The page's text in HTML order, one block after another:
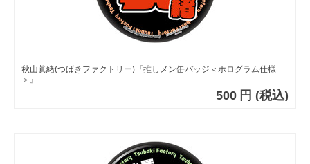
秋山眞緒(つばきファクトリー)『推しメン缶バッジ＜ホログラム仕様
＞』
500 円 (税込)